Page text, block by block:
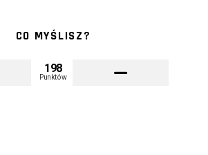
CO MYŚLISZ?
198
Punktów